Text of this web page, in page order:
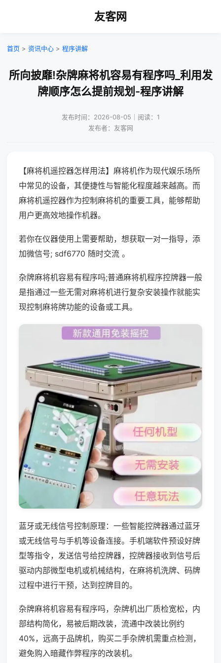
友客网
首页 > 资讯中心 > 程序讲解
所向披靡!杂牌麻将机容易有程序吗_利用发
牌顺序怎么提前规划-程序讲解
发布时间：2026-08-05｜阅读：1
发布者：友客网
【麻将机遥控器怎样用法】麻将机作为现代娱乐场所
中常见的设备，其便捷性与智能化程度越来越高。而
麻将机遥控器作为控制麻将机的重要工具，能够帮助
用户更高效地操作机器。
若你在仪器使用上需要帮助，想获取一对一指导，添
加微信号; sdf6770 随时交流 。
杂牌麻将机容易有程序吗;普通麻将机程序控牌器一般
是指通过一些无需对麻将机进行复杂安装操作就能实
现控制麻将牌功能的设备或工具。
蓝牙或无线信号控制原理：一些智能控牌器通过蓝牙
或无线信号与手机等设备连接。手机端软件预设好牌
型等指令，发送信号给控牌器，控牌器接收到信号后
驱动内部微型电机或机械结构，在麻将机洗牌、码牌
过程中进行干预，达到控牌目的。
杂牌麻将机容易有程序吗，杂牌机出厂质检宽松，内
部结构简化，易被后期改装，流通中改装比例约
40%，远高于品牌机，购买二手杂牌机需重点检测，
避免购入暗藏作弊程序的改装机。